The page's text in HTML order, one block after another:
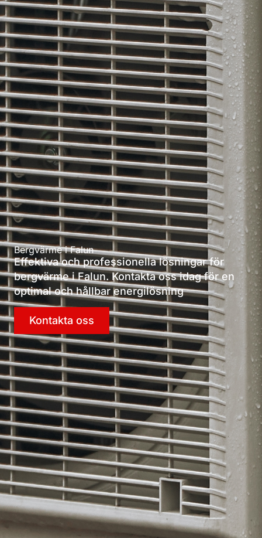
Bergvärme i Falun
Effektiva och professionella lösningar för
bergvärme i Falun. Kontakta oss idag för en
optimal och hållbar energilösning
Kontakta oss